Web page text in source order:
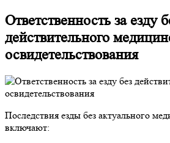
Ответственность за езду
действительного
освидетельствования
Последствия езды без актуального
включают: